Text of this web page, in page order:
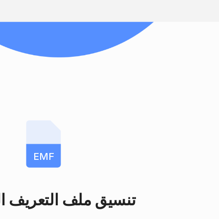
EMF
تنسيق ملف التعريف